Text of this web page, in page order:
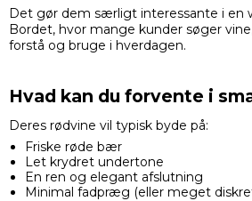
Det gør dem særligt interessante i en
Bordet, hvor mange kunder søger
forstå og bruge i hverdagen.
Hvad kan du forvente i
Deres rødvine vil typisk byde på:
Friske røde bær
Let krydret undertone
En ren og elegant afslutning
Minimal fadpræg (eller meget